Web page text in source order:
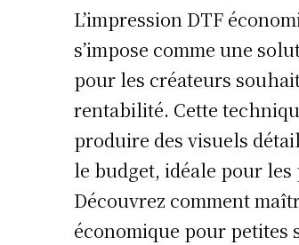
L’impression DTF
s’impose comme une
pour les créateurs
rentabilité. Cette
produire des visuels
le budget, idéale pour
Découvrez comment
économique pour petites